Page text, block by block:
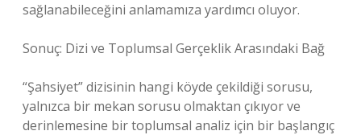
sağlanabileceğini anlamamıza yardımcı oluyor.
Sonuç: Dizi ve Toplumsal Gerçeklik Arasındaki Bağ
“Şahsiyet” dizisinin hangi köyde çekildiği sorusu,
yalnızca bir mekan sorusu olmaktan çıkıyor ve
derinlemesine bir toplumsal analiz için bir başlangıç